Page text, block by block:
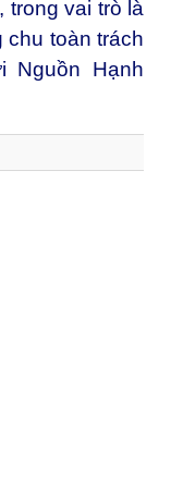
trong vai trò là
toàn trách
Nguồn Hạnh